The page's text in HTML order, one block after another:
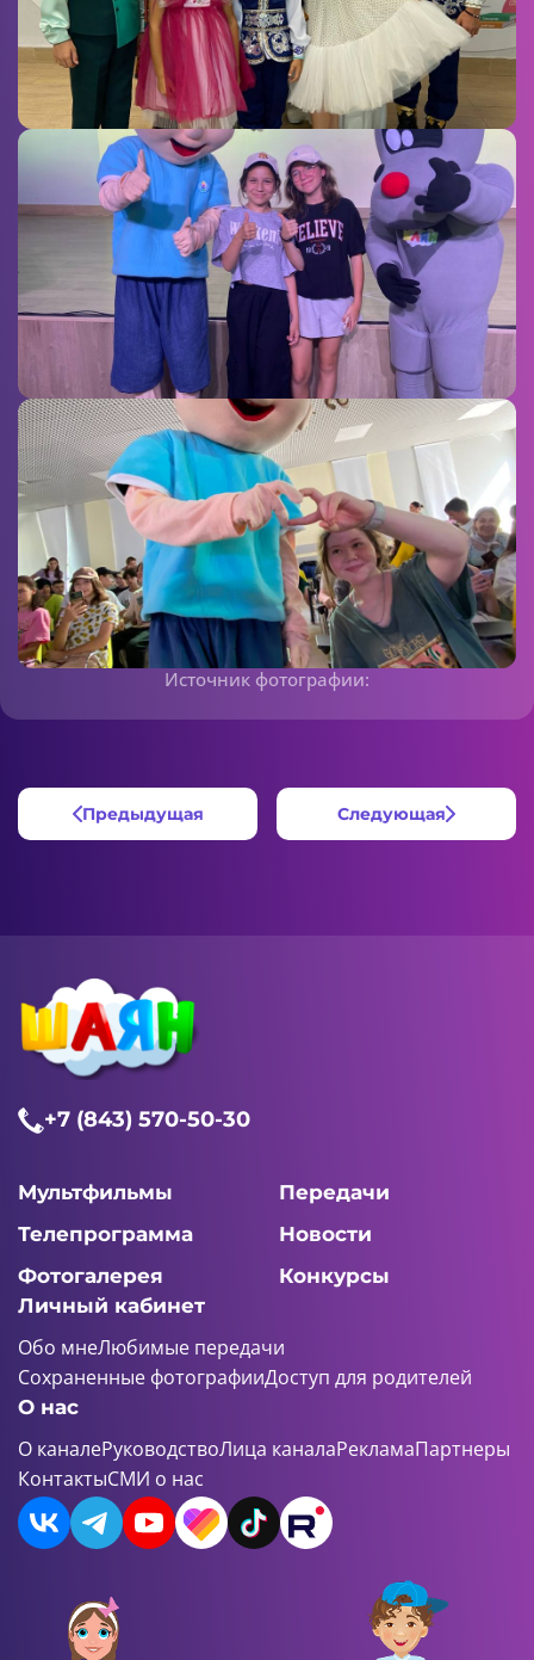
Источник фотографии:
Предыдущая Следующая
+7 (843) 570-50-30
Мультфильмы
Передачи
Телепрограмма
Новости
Фотогалерея
Конкурсы
Личный кабинет
Обо мнеЛюбимые передачи
Сохраненные фотографииДоступ для родителей
О нас
О каналеРуководствоЛица каналаРекламаПартнеры
КонтактыСМИ о нас